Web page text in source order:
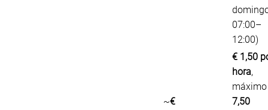
07:00–
12:00)
~€
€ 1,50
hora,
7,50